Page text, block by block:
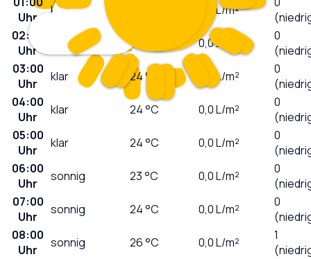
Uhr
klar L/m²
02:00
Uhr
klar 25 0,0L/m²
0
03:00
Uhr
klar 24°C L/m²
0
04:00
Uhr
klar 24°C 0,0L/m²
0
05:00
Uhr
klar 24°C 0,0L/m²
0
06:00
Uhr
sonnig 23°C 0,0L/m²
0
07:00
Uhr
sonnig 24°C 0,0L/m²
0
08:00
Uhr
sonnig 26°C 0,0L/m²
1